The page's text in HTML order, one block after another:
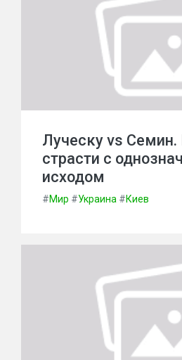
Луческу vs
страсти с
исходом
#Мир #Украина #Киев